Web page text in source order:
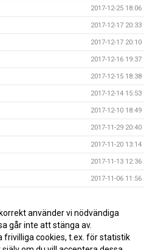
2017-12-25 18:06
2017-12-17 20:33
2017-12-17 20:10
2017-12-16 19:37
2017-12-15 18:38
2017-12-14 15:53
2017-12-10 18:49
2017-11-29 20:40
2017-11-20 13:14
2017-11-13 12:36
2017-11-06 11:56
2017-11-04 13:46
Tennisförening? 2017-09-29 11:08
använder vi nödvändiga
går inte att stänga av.
frivilliga cookies, t.ex. för statistik